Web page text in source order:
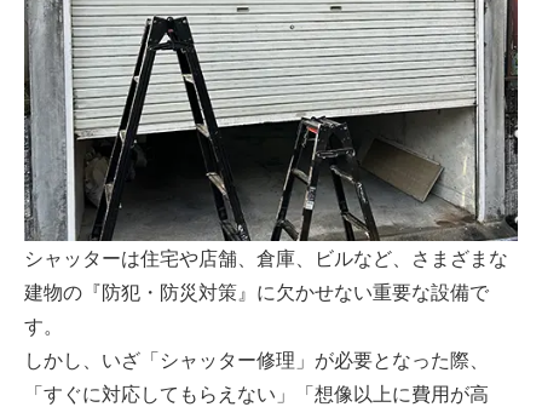
シャッターは住宅や店舗、倉庫、ビルなど、さまざまな
建物の『防犯・防災対策』に欠かせない重要な設備で
す。
しかし、いざ「シャッター修理」が必要となった際、
「すぐに対応してもらえない」「想像以上に費用が高